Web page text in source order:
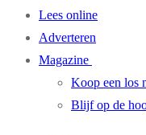
Lees online
Adverteren
Magazine
Koop een los
Blijf op de